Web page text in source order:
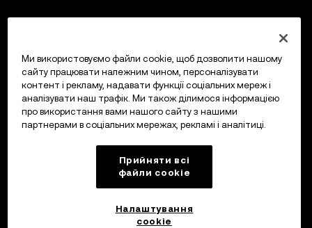
Ми використовуємо файли cookie, щоб дозволити нашому
сайту працювати належним чином, персоналізувати
контент і рекламу, надавати функції соціальних мереж і
аналізувати наш трафік. Ми також ділимося інформацією
про використання вами нашого сайту з нашими
партнерами в соціальних мережах, рекламі і аналітиці.
Прийняти всі
файли сookie
Налаштування
cookie